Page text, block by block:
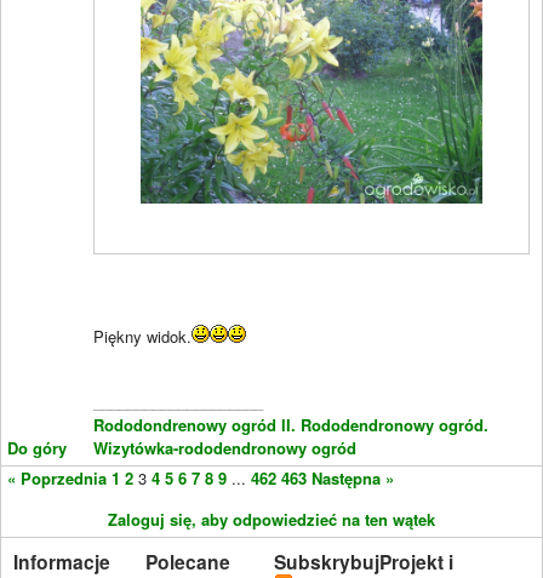
Do góry
Piękny widok.
Rododondrenowy ogród II. Rododendronowy ogród.
Wizytówka-rododendronowy ogród
« Poprzednia 1 2 3 4 5 6 7 8 9 ... 462 463 Następna »
Zaloguj się, aby odpowiedzieć na ten wątek
Informacje Polecane SubskrybujProjekt i